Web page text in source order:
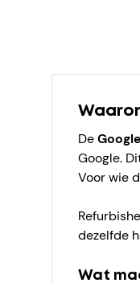
De
Google.
Voor wie
dezelfde
Wat